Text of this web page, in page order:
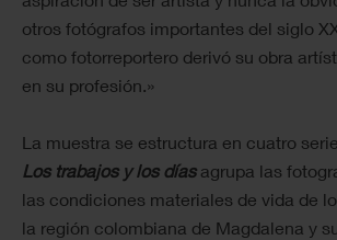
otros fotógrafos importantes del siglo
como fotorreportero derivó su obra
en su profesión.»
La muestra se estructura en cuatro
Los trabajos y los díasagrupa las
las condiciones materiales de vida de
la región colombiana de Magdalena y